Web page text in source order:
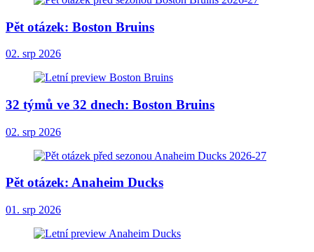
Pět otázek: Boston Bruins
02. srp 2026
32 týmů ve 32 dnech: Boston Bruins
02. srp 2026
Pět otázek: Anaheim Ducks
01. srp 2026